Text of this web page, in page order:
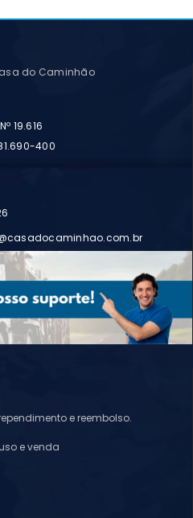
do Caminhão
19.616
400
e reembolso.
e venda